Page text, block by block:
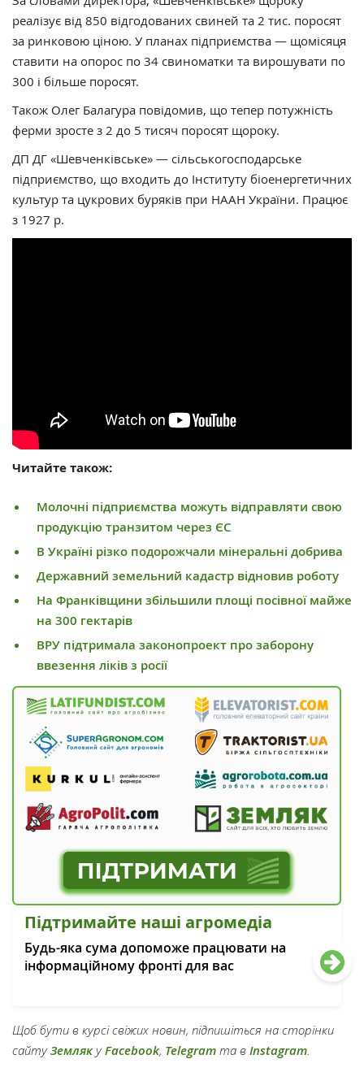
реалізує від 850 відгодованих свиней та 2 тис. поросят
за ринковою ціною. У планах підприємства — щомісяця
ставити на опорос по 34 свиноматки та вирошувати по
300 і більше поросят.
Також Олег Балагура повідомив, що тепер потужність
ферми зросте з 2 до 5 тисяч поросят щороку.
ДП ДГ «Шевченківське» — сільськогосподарське
підприємство, що входить до Інституту біоенергетичних
культур та цукрових буряків при НААН України. Працює
з 1927 р.
Читайте також:
Молочні підприємства можуть відправляти свою
продукцію транзитом через ЄС
В Україні різко подорожчали мінеральні добрива
Державний земельний кадастр відновив роботу
На Франківщини збільшили площі посівної майже
на 300 гектарів
ВРУ підтримала законопроект про заборону
ввезення ліків з росії
Підтримайте наші агромедіа
Будь-яка сума допоможе працювати на
інформаційному фронті для вас
Щоб бути в курсі свіжих новин, підпишіться на сторінки
сайтуЗемлякуFacebook, Telegram та в Instagram.